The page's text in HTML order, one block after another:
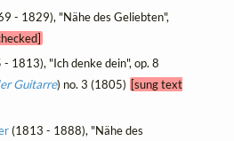
- 1829), "Nähe des Geliebten",
1813), "Ich denke dein", op. 8
Guitarre) no. 3 (1805) [sung text
(1813 - 1888), "Nähe des